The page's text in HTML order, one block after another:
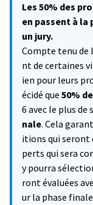
Les 50% des
en passent à
un jury.
Compte tenu
nt de certaines
ien pour leurs
écidé que 50%
6 avec le plus de
nale. Cela
itions qui seront
perts qui sera
y pourra
ront évaluées
ur la phase